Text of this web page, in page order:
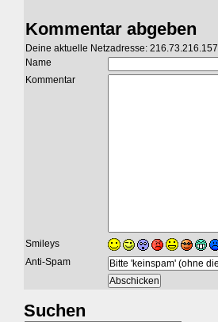
Kommentar abgeben
Deine aktuelle Netzadresse: 216.73.216.157
Name
Kommentar
Smileys
Anti-Spam
Suchen